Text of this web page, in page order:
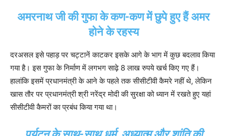
अमरनाथ जी की गुफा के कण-कण में छुपे हुए हैं अमर
होने के रहस्य
दरअसल इसे पहाड़ पर चट्टानें काटकर इसके आगे के भाग में कुछ बदलाव किया
गया है। इस गुफा के निर्माण में लगभग साढ़े 8 लाख रुपये खर्च किए गए हैं।
हालांकि इसमें प्रधानमंत्री के आने के पहले तक सीसीटीवी कैमरे नहीं थे, लेकिन
खास तौर पर प्रधानमंत्री श्री नरेंद्र मोदी की सुरक्षा को ध्यान में रखते हुए यहां
सीसीटीवी कैमरों का प्रबंध किया गया था।